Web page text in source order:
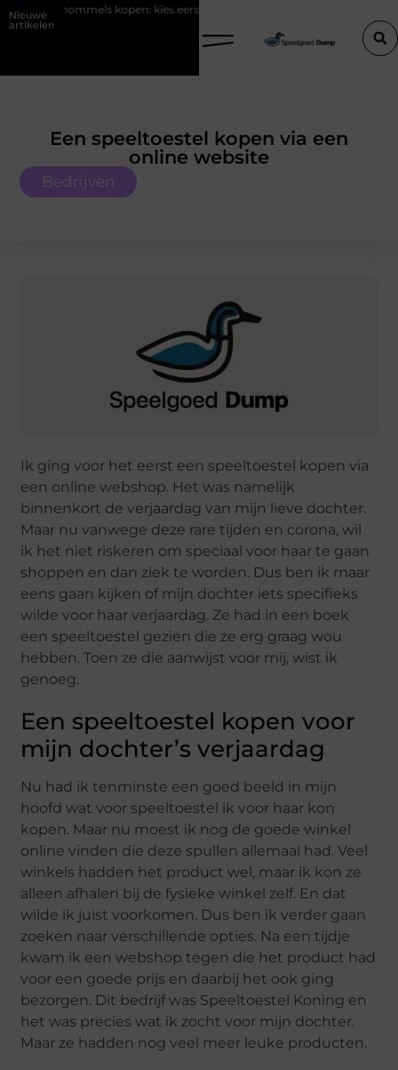
Nieuwe
artikelen
kopen: kies eerst plek en ondergrond in je tuin
Een speeltoestel kopen via een
online website
Bedrijven
Ik ging voor het eerst een speeltoestel kopen via
een online webshop. Het was namelijk
binnenkort de verjaardag van mijn lieve dochter.
Maar nu vanwege deze rare tijden en corona, wil
ik het niet riskeren om speciaal voor haar te gaan
shoppen en dan ziek te worden. Dus ben ik maar
eens gaan kijken of mijn dochter iets specifieks
wilde voor haar verjaardag. Ze had in een boek
een speeltoestel gezien die ze erg graag wou
hebben. Toen ze die aanwijst voor mij, wist ik
genoeg.
Een speeltoestel kopen voor
mijn dochter’s verjaardag
Nu had ik tenminste een goed beeld in mijn
hoofd wat voor speeltoestel ik voor haar kon
kopen. Maar nu moest ik nog de goede winkel
online vinden die deze spullen allemaal had. Veel
winkels hadden het product wel, maar ik kon ze
alleen afhalen bij de fysieke winkel zelf. En dat
wilde ik juist voorkomen. Dus ben ik verder gaan
zoeken naar verschillende opties. Na een tijdje
kwam ik een webshop tegen die het product had
voor een goede prijs en daarbij het ook ging
bezorgen. Dit bedrijf was Speeltoestel Koning en
het was precies wat ik zocht voor mijn dochter.
Maar ze hadden nog veel meer leuke producten.